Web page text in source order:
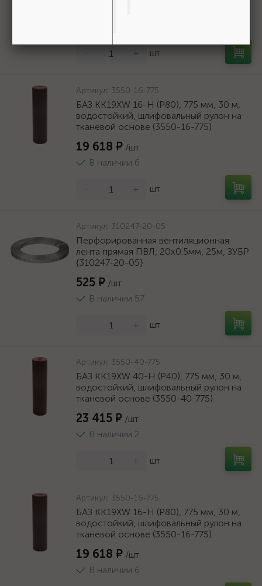
+ шт
Артикул: 3550-16-775
БАЗ KK19XW 16-H (Р80), 775 мм, 30 м,
водостойкий, шлифовальный рулон на
тканевой основе (3550-16-775)
19 618 ₽ /шт
В наличии 6
+ шт
Артикул: 310247-20-05
Перфорированная вентиляционная
лента прямая ПВЛ, 20х0.5мм, 25м, ЗУБР
{310247-20-05}
525 ₽ /шт
В наличии 57
+ шт
Артикул: 3550-40-775
БАЗ KK19XW 40-H (Р40), 775 мм, 30 м,
водостойкий, шлифовальный рулон на
тканевой основе (3550-40-775)
23 415 ₽ /шт
В наличии 2
+ шт
Артикул: 3550-16-775
БАЗ KK19XW 16-H (Р80), 775 мм, 30 м,
водостойкий, шлифовальный рулон на
тканевой основе (3550-16-775)
19 618 ₽ /шт
В наличии 6